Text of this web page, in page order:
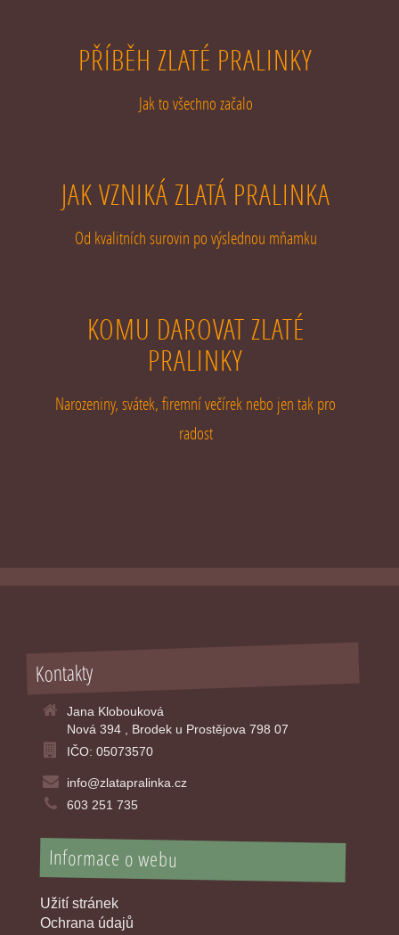
PŘÍBĚH ZLATÉ PRALINKY
Jak to všechno začalo
JAK VZNIKÁ ZLATÁ PRALINKA
Od kvalitních surovin po výslednou mňamku
KOMU DAROVAT ZLATÉ
PRALINKY
Narozeniny, svátek, firemní večírek nebo jen tak pro
radost
Kontakty
Jana Klobouková
Nová 394 , Brodek u Prostějova 798 07
IČO: 05073570
info@zlatapralinka.cz
603 251 735
Informace o webu
Užití stránek
Ochrana údajů